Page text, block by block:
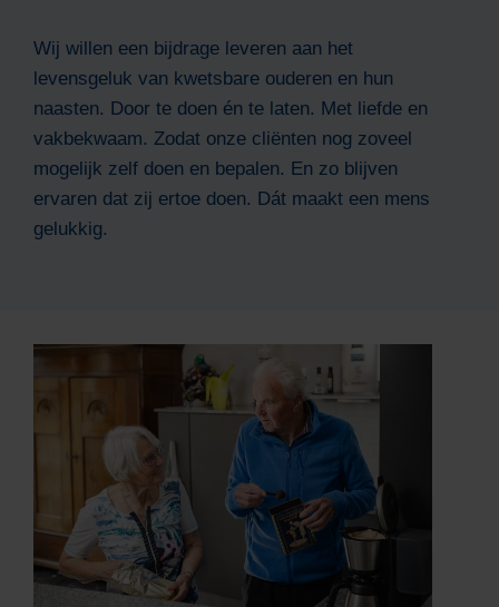
Wij willen een bijdrage leveren aan het
levensgeluk van kwetsbare ouderen en hun
naasten. Door te doen én te laten. Met liefde en
vakbekwaam. Zodat onze cliënten nog zoveel
mogelijk zelf doen en bepalen. En zo blijven
ervaren dat zij ertoe doen. Dát maakt een mens
gelukkig.